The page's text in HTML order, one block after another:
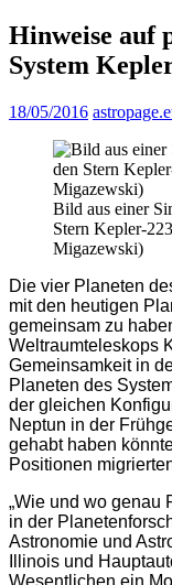
Hinweise auf
System
18/05/2016
Bild aus einer
Stern Kepler-
Migazewski)
Die vier Planeten
mit den heutigen
gemeinsam zu
Weltraumteleskops
Gemeinsamkeit in
Planeten des
der gleichen
Neptun in der
gehabt haben
Positionen
„Wie und wo genau
in der
Astronomie und
Illinois und